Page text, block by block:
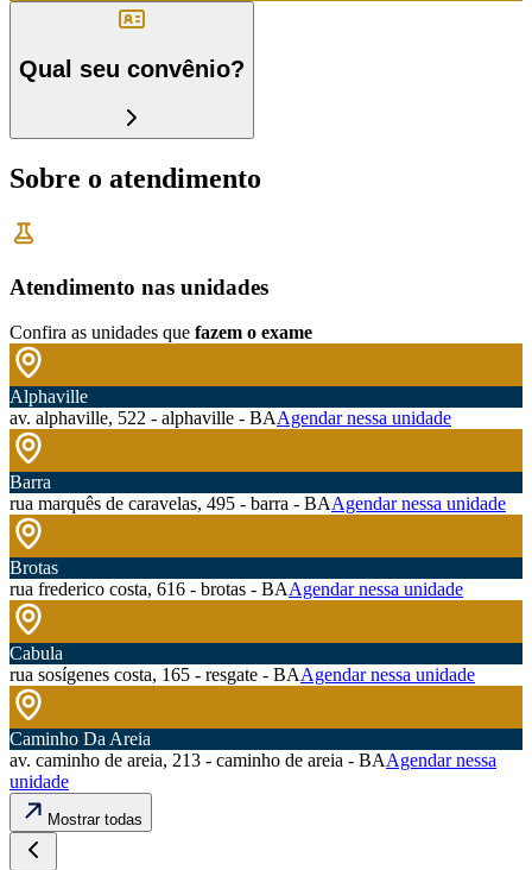
Qual seu convênio?
Sobre o atendimento
Atendimento nas unidades
Confira as unidades que fazem o exame
Alphaville
av. alphaville, 522 - alphaville - BAAgendar nessa unidade
Barra
rua marquês de caravelas, 495 - barra - BAAgendar nessa unidade
Brotas
rua frederico costa, 616 - brotas - BAAgendar nessa unidade
Cabula
rua sosígenes costa, 165 - resgate - BAAgendar nessa unidade
Caminho Da Areia
av. caminho de areia, 213 - caminho de areia - BAAgendar nessa
unidade
Mostrar todas